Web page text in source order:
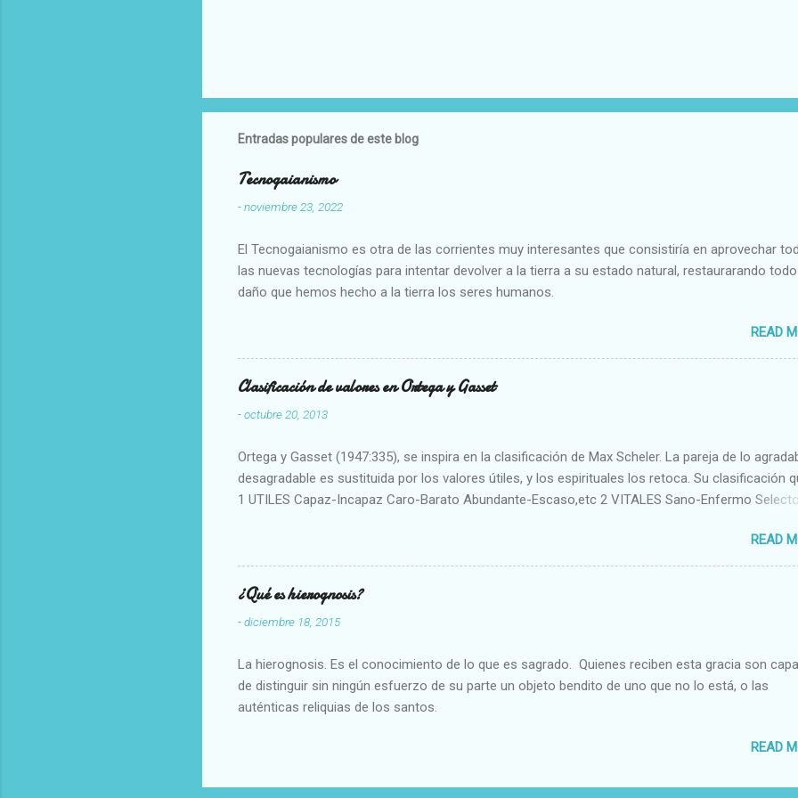
Entradas populares de este blog
Tecnogaianismo
-noviembre 23, 2022
El Tecnogaianismo es otra de las corrientes muy interesantes que consistiría en aprovechar
las nuevas tecnologías para intentar devolver a la tierra a su estado natural, restaurarando
daño que hemos hecho a la tierra los seres humanos.
READ
Clasificación de valores en Ortega y Gasset
-octubre 20, 2013
Ortega y Gasset (1947:335), se inspira en la clasificación de Max Scheler. La pareja de lo
desagradable es sustituida por los valores útiles, y los espirituales los retoca. Su clasificación
1 UTILES Capaz-Incapaz Caro-Barato Abundante-Escaso,etc 2 VITALES Sano-Enfermo
Aproximado Evidente-Probable,etc b) Morales Bueno-malo Bondadoso-malvado Justo-Injusto
Escrupuloso-Relajado Leal-Desleal,etc. d) Estéticos Bello-Feo Gracioso-Tosco Elegante-
Armonioso-Inarmonioso 4 RELIGIOSOS Santo-Pr...
READ
¿Qué es hierognosis?
-diciembre 18, 2015
La hierognosis. Es el conocimiento de lo que es sagrado. Quienes reciben esta gracia son
de distinguir sin ningún esfuerzo de su parte un objeto bendito de uno que no lo está, o las
auténticas reliquias de los santos.
READ